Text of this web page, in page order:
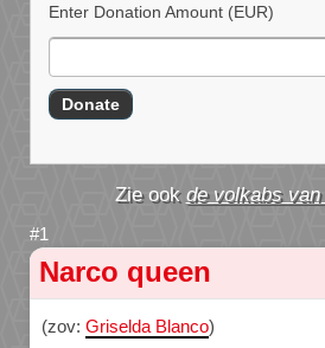
Enter Donation Amount (EUR)
de volkabs van
Narco queen
(zov: Griselda Blanco)